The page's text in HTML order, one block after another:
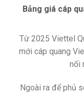
Bảng giá cáp
Từ 2025 Viettel
mới cáp quang
nối
Ngoài ra để phủ